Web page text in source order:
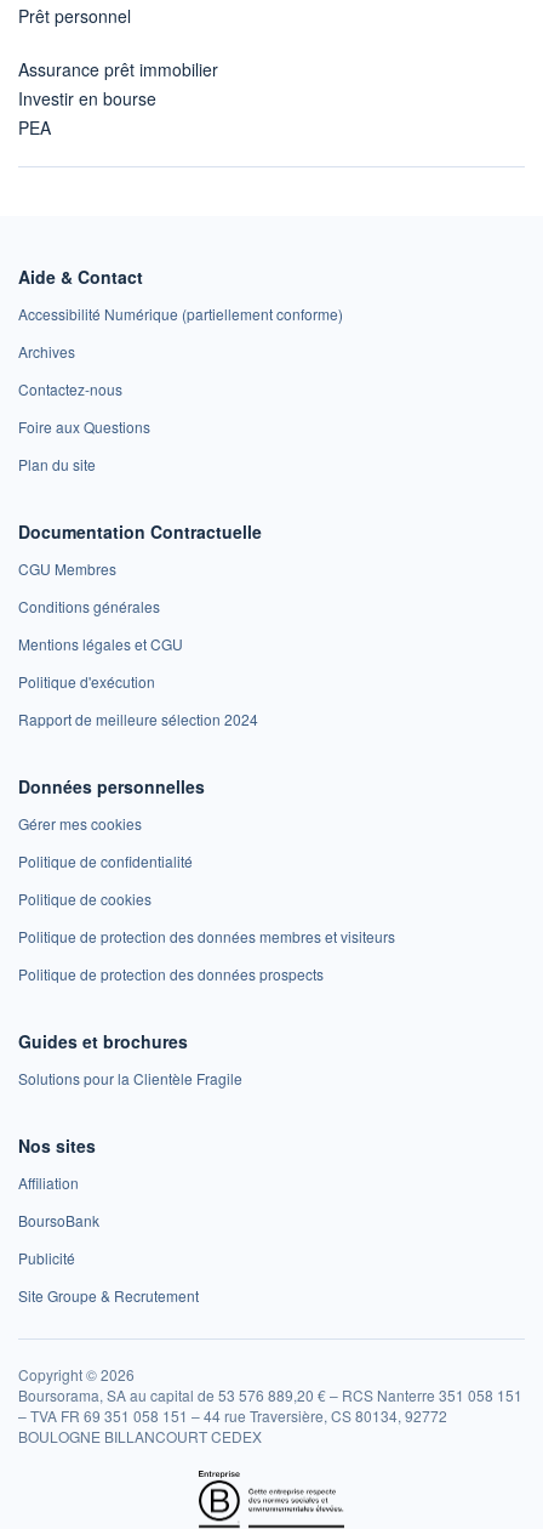
Prêt personnel
Assurance prêt immobilier
Investir en bourse
PEA
Aide & Contact
Accessibilité Numérique (partiellement conforme)
Archives
Contactez-nous
Foire aux Questions
Plan du site
Documentation Contractuelle
CGU Membres
Conditions générales
Mentions légales et CGU
Politique d'exécution
Rapport de meilleure sélection 2024
Données personnelles
Gérer mes cookies
Politique de confidentialité
Politique de cookies
Politique de protection des données membres et visiteurs
Politique de protection des données prospects
Guides et brochures
Solutions pour la Clientèle Fragile
Nos sites
Affiliation
BoursoBank
Publicité
Site Groupe & Recrutement
Copyright © 2026
Boursorama, SA au capital de 53 576 889,20 € – RCS Nanterre 351 058 151
– TVA FR 69 351 058 151 – 44 rue Traversière, CS 80134, 92772
BOULOGNE BILLANCOURT CEDEX